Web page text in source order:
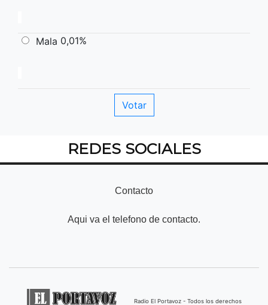
Mala 0,01%
REDES SOCIALES
Contacto
Aqui va el telefono de contacto.
Radio El Portavoz - Todos los derechos